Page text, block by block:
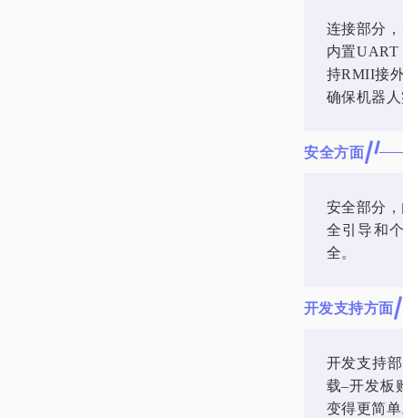
连接部分
内置UART
持RMII接
确保机器
安全方面
安全部分
全引导和
全。
开发支持方面
开发支持
载–开发板
变得更简单